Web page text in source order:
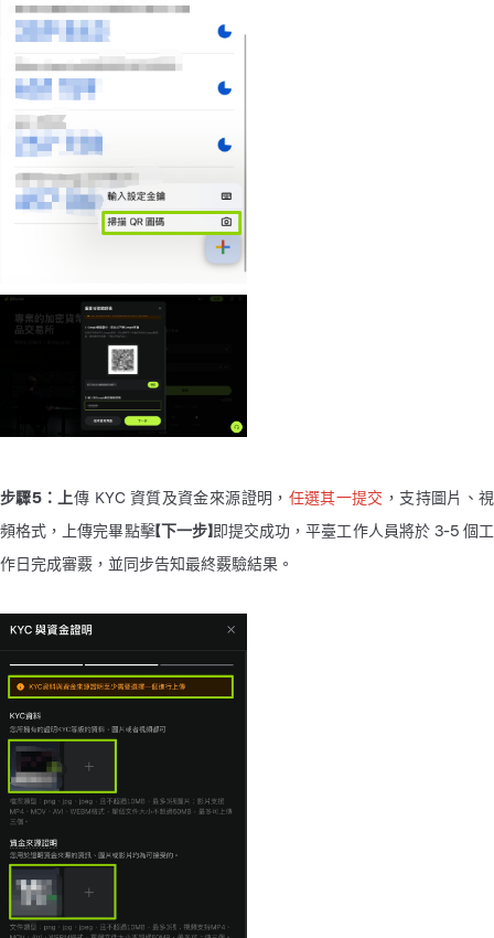
步驟5：上傳 KYC 資質及資金來源證明， 任選其一提交 ，支持圖片、視
頻格式，上傳完畢點擊【下一步】 即提交成功，平臺工作人員將於 3-5 個工
作日完成審覈，並同步告知最終覈驗結果。